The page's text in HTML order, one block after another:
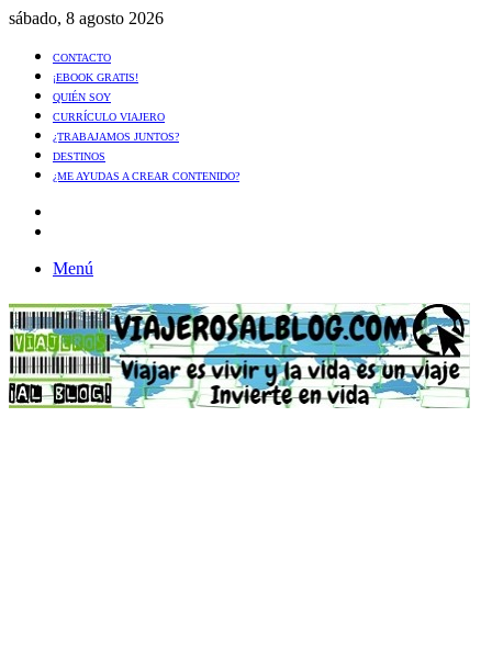
sábado, 8 agosto 2026
CONTACTO
¡EBOOK GRATIS!
QUIÉN SOY
CURRÍCULO VIAJERO
¿TRABAJAMOS JUNTOS?
DESTINOS
¿ME AYUDAS A CREAR CONTENIDO?
Menú